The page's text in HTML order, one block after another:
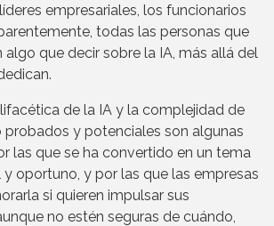
empresariales, los funcionarios
todas las personas que
algo que decir sobre la IA, más allá del
de la IA y la complejidad de
probados y potenciales son algunas
las que se ha convertido en un tema
oportuno, y por las que las empresas
si quieren impulsar sus
no estén seguras de cuándo,